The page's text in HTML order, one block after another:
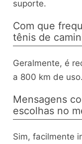
suporte.
Com que
tênis de
Geralmente, é
a 800 km de uso.
Mensagens
escolhas no
Sim, facilmente